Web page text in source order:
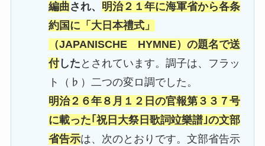
編曲され、 明治２１年に海軍省から各条
約国に「大日本禮式」
（JAPANISCHE HYMNE）の題名で送
付した とされています。調子は、フラッ
ト（♭）二つの変ロ調でした。
明治２６年８月１２日の官報第３３７号
に載った｢祝日大祭日歌詞竝樂譜｣の文部
省告示は、次のとおりです。文部省告示